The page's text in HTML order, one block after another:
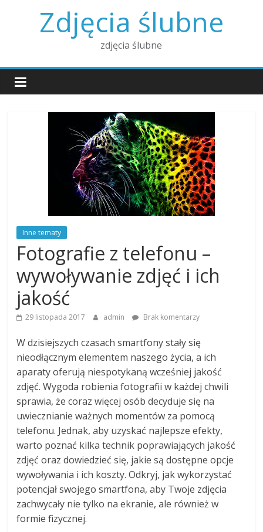
Zdjęcia ślubne
zdjęcia ślubne
Inne tematy
Fotografie z telefonu –
wywoływanie zdjęć i ich
jakość
29 listopada 2017 admin Brak komentarzy
W dzisiejszych czasach smartfony stały się
nieodłącznym elementem naszego życia, a ich
aparaty oferują niespotykaną wcześniej jakość
zdjęć. Wygoda robienia fotografii w każdej chwili
sprawia, że coraz więcej osób decyduje się na
uwiecznianie ważnych momentów za pomocą
telefonu. Jednak, aby uzyskać najlepsze efekty,
warto poznać kilka technik poprawiających jakość
zdjęć oraz dowiedzieć się, jakie są dostępne opcje
wywoływania i ich koszty. Odkryj, jak wykorzystać
potencjał swojego smartfona, aby Twoje zdjęcia
zachwycały nie tylko na ekranie, ale również w
formie fizycznej.